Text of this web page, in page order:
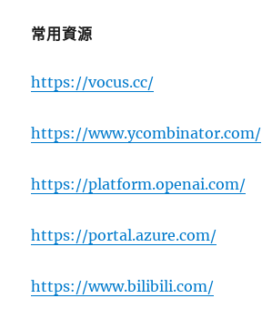
常用資源
https://vocus.cc/
https://www.ycombinator.com/
https://platform.openai.com/
https://portal.azure.com/
https://www.bilibili.com/